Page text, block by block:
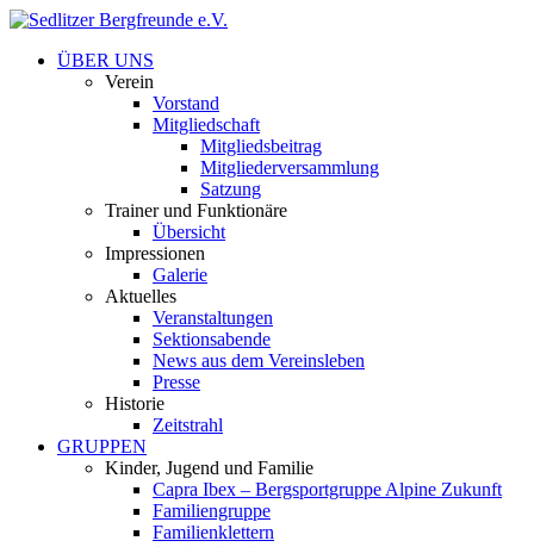
ÜBER UNS
Verein
Vorstand
Mitgliedschaft
Mitgliedsbeitrag
Mitgliederversammlung
Satzung
Trainer und Funktionäre
Übersicht
Impressionen
Galerie
Aktuelles
Veranstaltungen
Sektionsabende
News aus dem Vereinsleben
Presse
Historie
Zeitstrahl
GRUPPEN
Kinder, Jugend und Familie
Capra Ibex – Bergsportgruppe Alpine Zukunft
Familiengruppe
Familienklettern